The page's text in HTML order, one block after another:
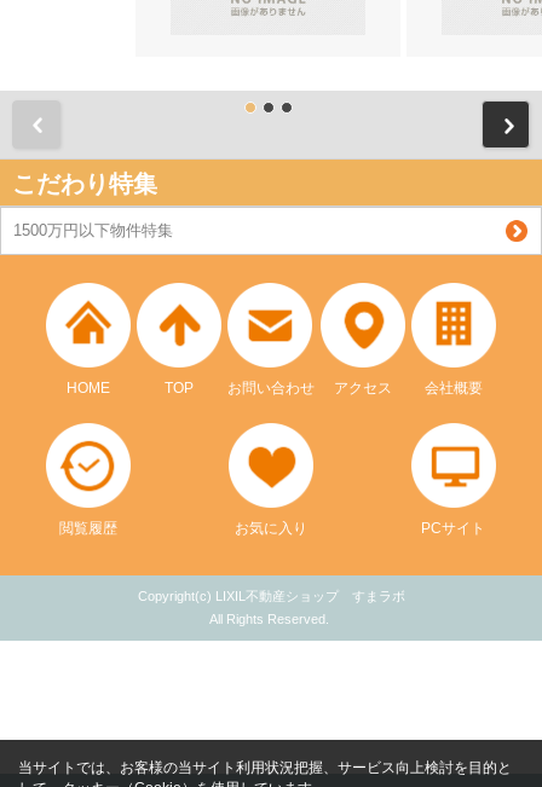
こだわり特集
1500万円以下物件特集
HOME TOP お問い合わせ アクセス 会社概要
閲覧履歴 お気に入り PCサイト
Copyright(c) LIXIL不動産ショップ すまラボ
All Rights Reserved.
当サイトでは、お客様の当サイト利用状況把握、サービス向上検討を目的と